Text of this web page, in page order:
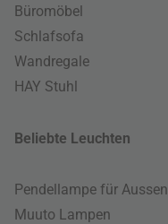
Büromöbel
Schlafsofa
Wandregale
HAY Stuhl
Beliebte Leuchten
Pendellampe für Aussen
Muuto Lampen